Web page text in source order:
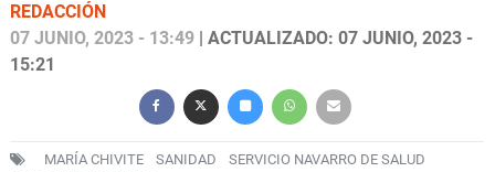
REDACCIÓN
07 JUNIO, 2023 - 13:49 | ACTUALIZADO: 07 JUNIO, 2023 -
15:21
MARÍA CHIVITE SANIDAD
SERVICIO NAVARRO DE SALUD